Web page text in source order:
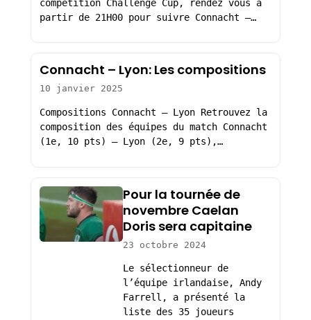
compétition Challenge Cup, rendez vous à
partir de 21H00 pour suivre Connacht –…
Connacht – Lyon: Les compositions
10 janvier 2025
Compositions Connacht – Lyon Retrouvez la
composition des équipes du match Connacht
(1e, 10 pts) – Lyon (2e, 9 pts),…
Pour la tournée de
novembre Caelan
Doris sera capitaine
23 octobre 2024
Le sélectionneur de
l’équipe irlandaise, Andy
Farrell, a présenté la
liste des 35 joueurs